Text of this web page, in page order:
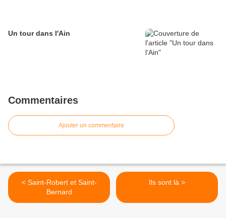
Un tour dans l'Ain
Commentaires
Ajouter un commentaire
< Saint-Robert et Saint-
Bernard
Ils sont là >